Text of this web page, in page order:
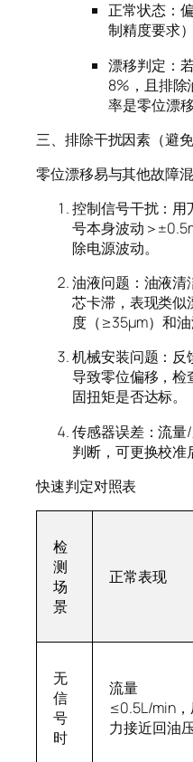
正常状态：
制精度要求）
漂移判定：
8%，且排除
率是零位漂移
三、排除干扰因素（避免
零位漂移易与其他故障
控制信号干扰：用
号本身波动＞
除电源波动。
油液问题：油液清
芯卡滞，表现类似
度（≥35μm）和油
机械安装问题：反
导致零位偏移，检
固扭矩是否达标。
传感器误差：流
判断，可更换校准
快速判定对照表
检
测
场
景
正常表现
无
信
号
时
流量
≤0.5L/min，
力接近回油